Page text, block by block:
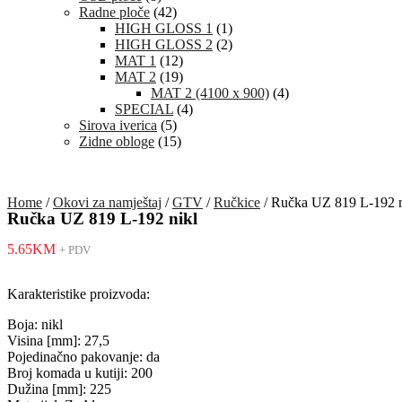
Radne ploče (42)
HIGH GLOSS 1 (1)
HIGH GLOSS 2 (2)
MAT 1 (12)
MAT 2 (19)
MAT 2 (4100 x 900) (4)
SPECIAL (4)
Sirova iverica (5)
Zidne obloge (15)
Home /Okovi za namještaj /GTV /Ručkice / Ručka UZ 819 L-192
Ručka UZ 819 L-192 nikl
5.65KM + PDV
Karakteristike proizvoda:
Boja: nikl
Visina [mm]: 27,5
Pojedinačno pakovanje: da
Broj komada u kutiji: 200
Dužina [mm]: 225